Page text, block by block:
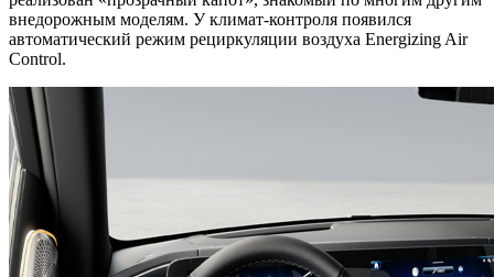
внедорожным моделям. У климат-контроля появился
автоматический режим рециркуляции воздуха Energizing Air
Control.